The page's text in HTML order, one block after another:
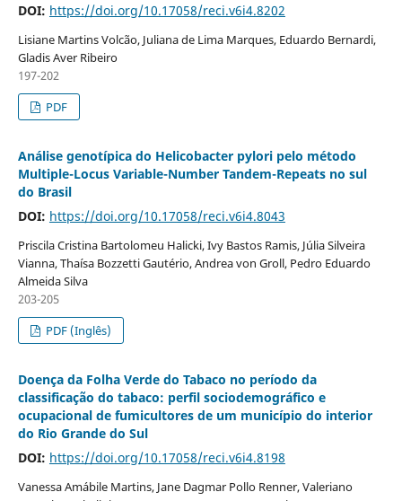
DOI: https://doi.org/10.17058/reci.v6i4.8202
Lisiane Martins Volcão, Juliana de Lima Marques, Eduardo Bernardi,
Gladis Aver Ribeiro
197-202
PDF
Análise genotípica do Helicobacter pylori pelo método
Multiple-Locus Variable-Number Tandem-Repeats no sul
do Brasil
DOI: https://doi.org/10.17058/reci.v6i4.8043
Priscila Cristina Bartolomeu Halicki, Ivy Bastos Ramis, Júlia Silveira
Vianna, Thaísa Bozzetti Gautério, Andrea von Groll, Pedro Eduardo
Almeida Silva
203-205
PDF (Inglês)
Doença da Folha Verde do Tabaco no período da
classificação do tabaco: perfil sociodemográfico e
ocupacional de fumicultores de um município do interior
do Rio Grande do Sul
DOI: https://doi.org/10.17058/reci.v6i4.8198
Vanessa Amábile Martins, Jane Dagmar Pollo Renner, Valeriano